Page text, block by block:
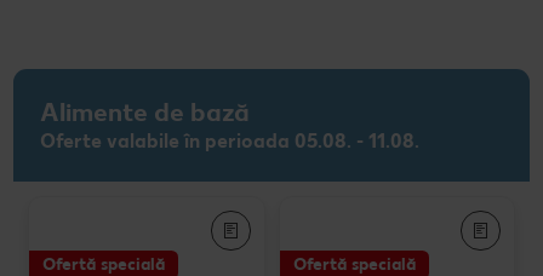
Alimente de bază
Oferte valabile în perioada 05.08. - 11.08.
Ofertă specială Ofertă specială